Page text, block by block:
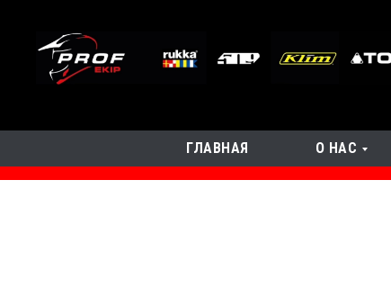
ГЛАВНАЯ О НАС